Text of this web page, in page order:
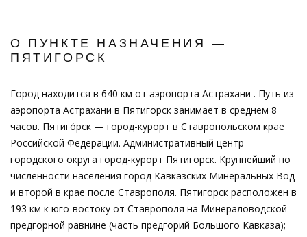
О ПУНКТЕ НАЗНАЧЕНИЯ —
ПЯТИГОРСК
Город находится в 640 км от аэропорта Астрахани . Путь из
аэропорта Астрахани в Пятигорск занимает в среднем 8
часов. Пятиго́рск — город-курорт в Ставропольском крае
Российской Федерации. Административный центр
городского округа город-курорт Пятигорск. Крупнейший по
численности населения город Кавказских Минеральных Вод
и второй в крае после Ставрополя. Пятигорск расположен в
193 км к юго-востоку от Ставрополя на Минераловодской
предгорной равнине (часть предгорий Большого Кавказа);